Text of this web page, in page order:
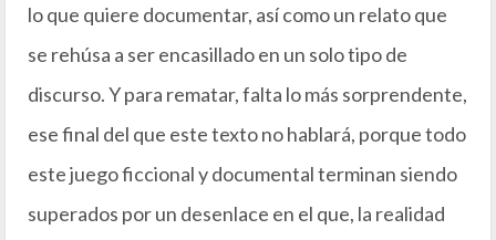
lo que quiere documentar, así como un relato que
se rehúsa a ser encasillado en un solo tipo de
discurso. Y para rematar, falta lo más sorprendente,
ese final del que este texto no hablará, porque todo
este juego ficcional y documental terminan siendo
superados por un desenlace en el que, la realidad